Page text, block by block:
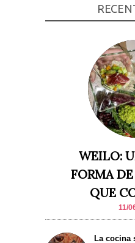
WEILO:
FORMA
QUE
11/
La cocina